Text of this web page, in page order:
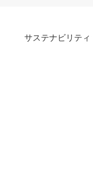
サステナビリティ